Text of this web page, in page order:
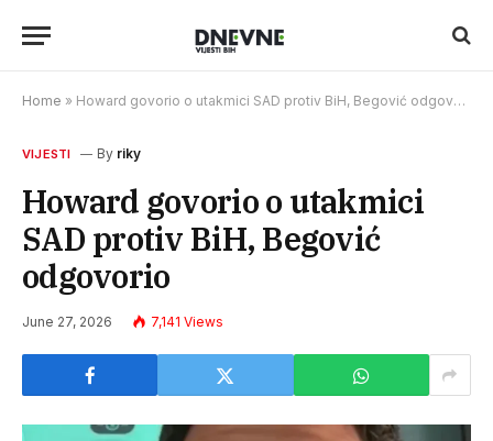
Home » Howard govorio o utakmici SAD protiv BiH, Begović odgovorio
VIJESTI By riky
Howard govorio o utakmici
SAD protiv BiH, Begović
odgovorio
June 27, 2026 7,141 Views